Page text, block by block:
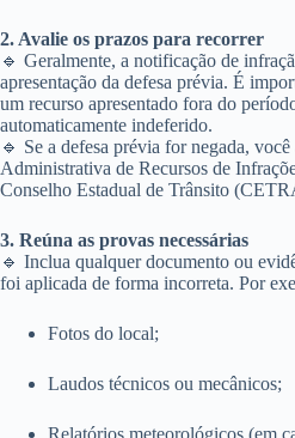
2. Avalie os prazos para recorrer
🔹 Geralmente, a notificação de
apresentação da defesa prévia. É
um recurso apresentado fora do
automaticamente indeferido.
🔹 Se a defesa prévia for negada,
Administrativa de Recursos de
Conselho Estadual de Trânsito
3. Reúna as provas necessárias
🔹 Inclua qualquer documento ou
foi aplicada de forma incorreta. Por
Fotos do local;
Laudos técnicos ou mecânicos;
Relatórios meteorológicos (em